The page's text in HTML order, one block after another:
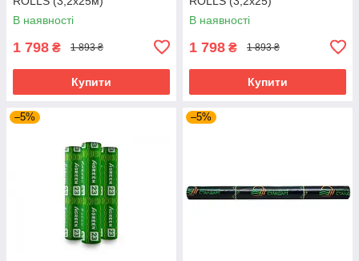
В наявності
1 798 ₴ 1 893 ₴
Купити
В наявності
1 798 ₴ 1 893 ₴
Купити
–5% –5%